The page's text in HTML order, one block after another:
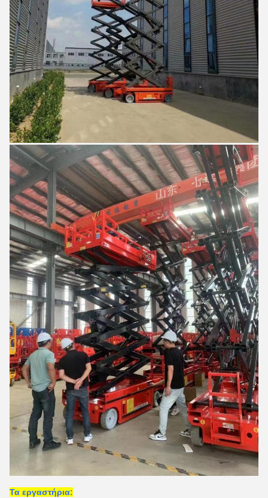
Τα εργαστήρια: